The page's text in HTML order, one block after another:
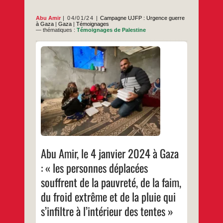
Khan
Yunis.
Abu Amir 04/01/24
Campagne UJFP : Urgence guerre
à Gaza |Gaza |Témoignages
— thématiques :Témoignages de Palestine
Abu Amir, le 4 janvier 2024 à Gaza
: « les personnes déplacées
souffrent de la pauvreté, de la faim,
du froid extrême et de la pluie qui
s’infiltre à l’intérieur des tentes »
Ce 3 janvier est un nouveau jour pour la
souffrance des réfugiés fuyant Khan Yunis,
la région centrale, et le nord de la bande de
Gaza. Dans le pire des cas, les personnes
déplacées souffrent de la pauvreté et de la
faim à l’intérieur des tentes qui s’étendent
sur les
…
Abu
Amir,
le
4
janvier
2024
Gaza
:
« les
personnes
déplacées
souffrent
de
la
pauvreté,
de
la